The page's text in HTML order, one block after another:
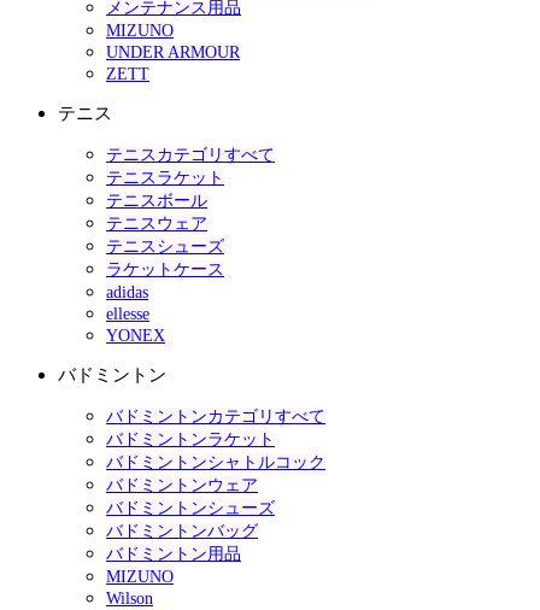
メンテナンス用品
MIZUNO
UNDER ARMOUR
ZETT
テニス
テニスカテゴリすべて
テニスラケット
テニスボール
テニスウェア
テニスシューズ
ラケットケース
adidas
ellesse
YONEX
バドミントン
バドミントンカテゴリすべて
バドミントンラケット
バドミントンシャトルコック
バドミントンウェア
バドミントンシューズ
バドミントンバッグ
バドミントン用品
MIZUNO
Wilson